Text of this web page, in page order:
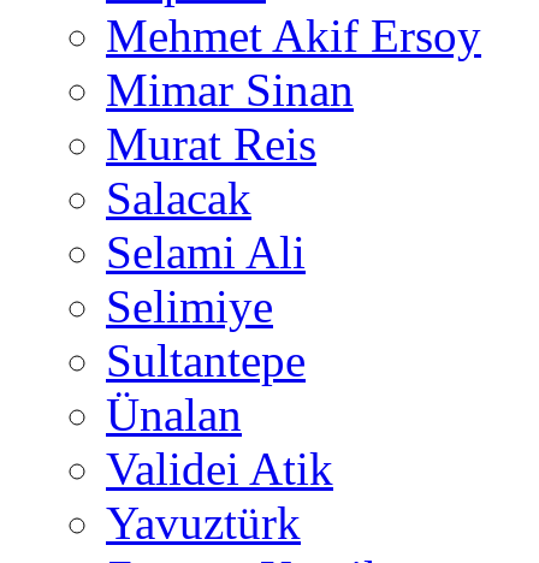
Mehmet Akif Ersoy
Mimar Sinan
Murat Reis
Salacak
Selami Ali
Selimiye
Sultantepe
Ünalan
Validei Atik
Yavuztürk